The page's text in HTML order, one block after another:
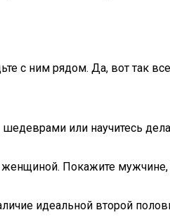
с ним рядом. Да, вот так
или научитесь
женщиной. Покажите
идеальной второй